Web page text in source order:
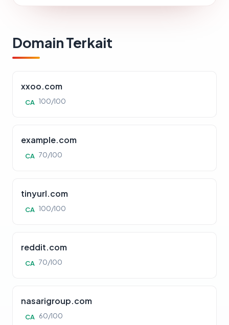
Domain Terkait
xxoo.com
CA 100/100
example.com
CA 70/100
tinyurl.com
CA 100/100
reddit.com
CA 70/100
nasarigroup.com
CA 60/100